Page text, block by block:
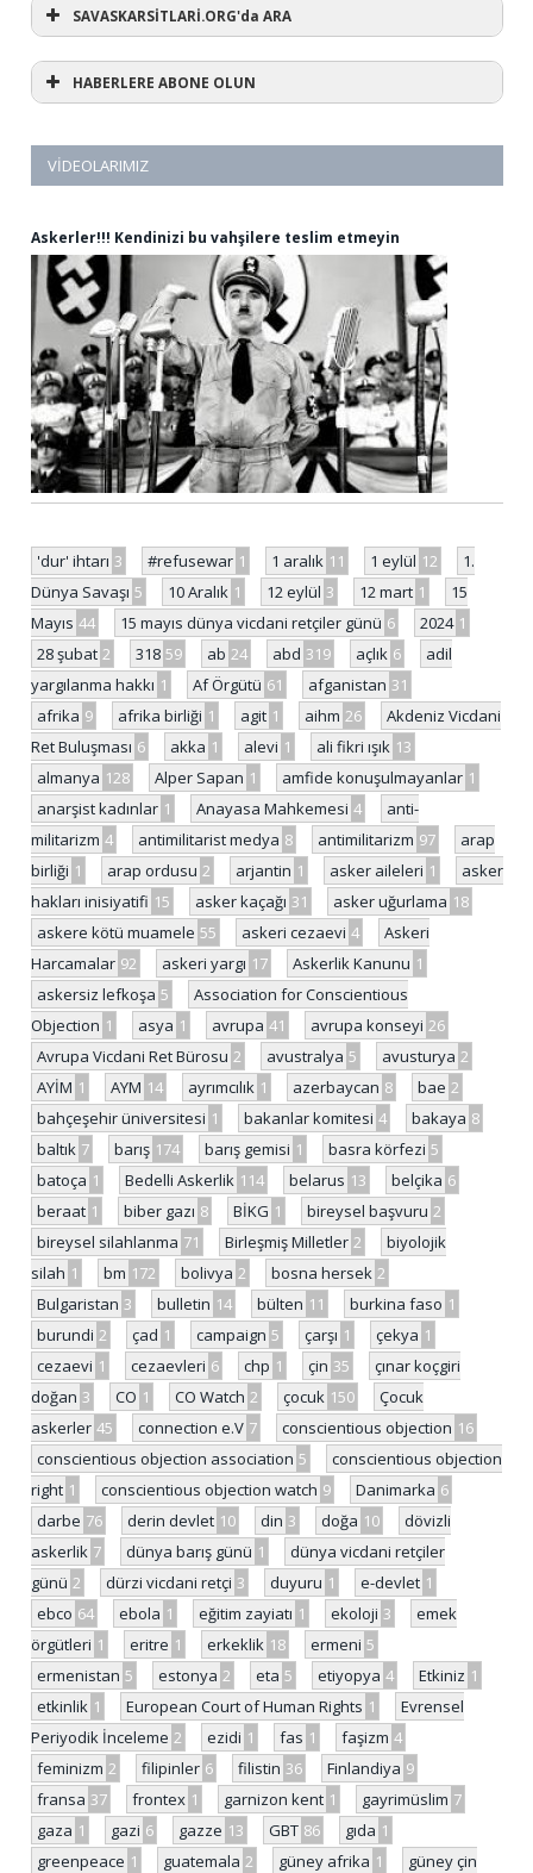
SAVASKARSİTLARİ.ORG'da ARA
HABERLERE ABONE OLUN
VIDEOLARIMIZ
Askerler!!! Kendinizi bu vahşilere teslim etmeyin
'dur' ihtarı 3 #refusewar 1 1 aralık 11 1 eylül 12
1.
Dünya Savaşı 5 10 Aralık 1 12 eylül 3 12 mart 1
15
Mayıs 44 15 mayıs dünya vicdani retçiler günü 6 2024 1
28 şubat 2 318 59 ab 24 abd 319 açlık 6
adil
yargılanma hakkı 1 Af Örgütü 61 afganistan 31
afrika 9 afrika birliği 1 agit 1 aihm 26
Akdeniz Vicdani
Ret Buluşması 6 akka 1 alevi 1 ali fikri ışık 13
almanya 128 Alper Sapan 1 amfide konuşulmayanlar 1
anarşist kadınlar 1 Anayasa Mahkemesi 4
anti-
militarizm 4 antimilitarist medya 8 antimilitarizm 97
arap
birliği 1 arap ordusu 2 arjantin 1 asker aileleri 1
asker
hakları inisiyatifi 15 asker kaçağı 31 asker uğurlama 18
askere kötü muamele 55 askeri cezaevi 4
Askeri
Harcamalar 92 askeri yargı 17 Askerlik Kanunu 1
askersiz lefkoşa 5
Association for Conscientious
Objection 1 asya 1 avrupa 41 avrupa konseyi 26
Avrupa Vicdani Ret Bürosu 2 avustralya 5 avusturya 2
AYİM 1 AYM 14 ayrımcılık 1 azerbaycan 8 bae 2
bahçeşehir üniversitesi 1 bakanlar komitesi 4 bakaya 8
baltık 7 barış 174 barış gemisi 1 basra körfezi 5
batoça 1 Bedelli Askerlik 114 belarus 13 belçika 6
beraat 1 biber gazı 8 BİKG 1 bireysel başvuru 2
bireysel silahlanma 71 Birleşmiş Milletler 2
biyolojik
silah 1 bm 172 bolivya 2 bosna hersek 2
Bulgaristan 3 bulletin 14 bülten 11 burkina faso 1
burundi 2 çad 1 campaign 5 çarşı 1 çekya 1
cezaevi 1 cezaevleri 6 chp 1 çin 35
çınar koçgiri
doğan 3 CO 1 CO Watch 2 çocuk 150
Çocuk
askerler 45 connection e.V 7 conscientious objection 16
conscientious objection association 5
conscientious objection
right 1 conscientious objection watch 9 Danimarka 6
darbe 76 derin devlet 10 din 3 doğa 10
dövizli
askerlik 7 dünya barış günü 1
dünya vicdani retçiler
günü 2 dürzi vicdani retçi 3 duyuru 1 e-devlet 1
ebco 64 ebola 1 eğitim zayiatı 1 ekoloji 3
emek
örgütleri 1 eritre 1 erkeklik 18 ermeni 5
ermenistan 5 estonya 2 eta 5 etiyopya 4 Etkiniz 1
etkinlik 1 European Court of Human Rights 1
Evrensel
Periyodik İnceleme 2 ezidi 1 fas 1 faşizm 4
feminizm 2 filipinler 6 filistin 36 Finlandiya 9
fransa 37 frontex 1 garnizon kent 1 gayrimüslim 7
gaza 1 gazi 6 gazze 13 GBT 86 gıda 1
greenpeace 1 guatemala 2 güney afrika 1
güney çin